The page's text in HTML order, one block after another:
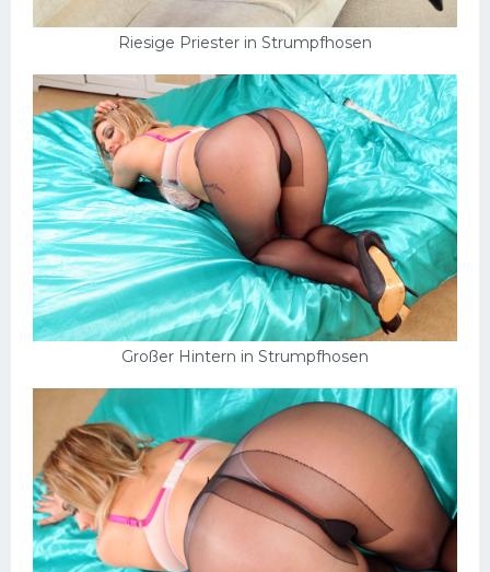
Riesige Priester in Strumpfhosen
Großer Hintern in Strumpfhosen